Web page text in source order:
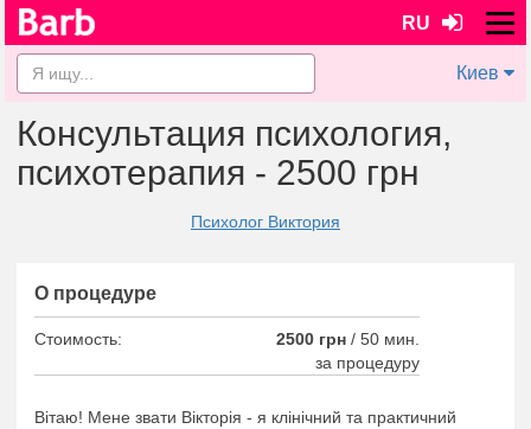
RU
Киев
Консультация психология,
психотерапия - 2500 грн
Психолог Виктория
О процедуре
Стоимость: 2500 грн / 50 мин.
за процедуру
Вітаю! Мене звати Вікторія - я клінічний та практичний